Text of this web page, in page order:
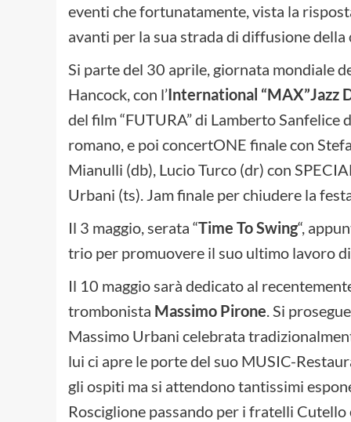
eventi che fortunatamente, vista la
avanti per la sua strada di diffusione della
Si parte del 30 aprile, giornata mondiale
Hancock, con l’International “MAX”Jazz
del film “FUTURA” di Lamberto
romano, e poi concertONE finale con
Mianulli (db), Lucio Turco (dr) con
Urbani (ts). Jam finale per chiudere la
Il 3 maggio, serata “Time To Swing“,
trio per promuovere il suo ultimo lavoro
Il 10 maggio sarà dedicato al
trombonista Massimo Pirone . Si
Massimo Urbani celebrata
lui ci apre le porte del suo MUSIC-
gli ospiti ma si attendono tantissimi
Rosciglione passando per i fratelli Cutello